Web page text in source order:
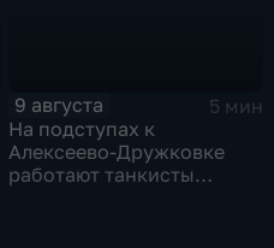
9 августа
5 мин
На подступах к
Алексеево-Дружковке
работают танкисты